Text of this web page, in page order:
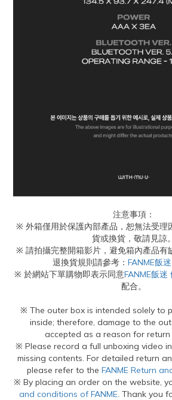
注意事項：
※ 外箱僅用於保護內部產品，恕無法受理
貨或換貨，敬請見諒。
※ 請拍攝完整開箱影片，避免箱內產品有
退換貨規則請參考： FANME飯
※ 於網站下單購物即表示同意FANME飯迷
配合。
※ The outer box is intended solely to
inside; therefore, damage to the
accepted as a reason for return
※ Please record a full unboxing video
missing contents. For detailed return
please refer to the FANME Return
※ By placing an order on the website,
and conditions of FANME. Thank you